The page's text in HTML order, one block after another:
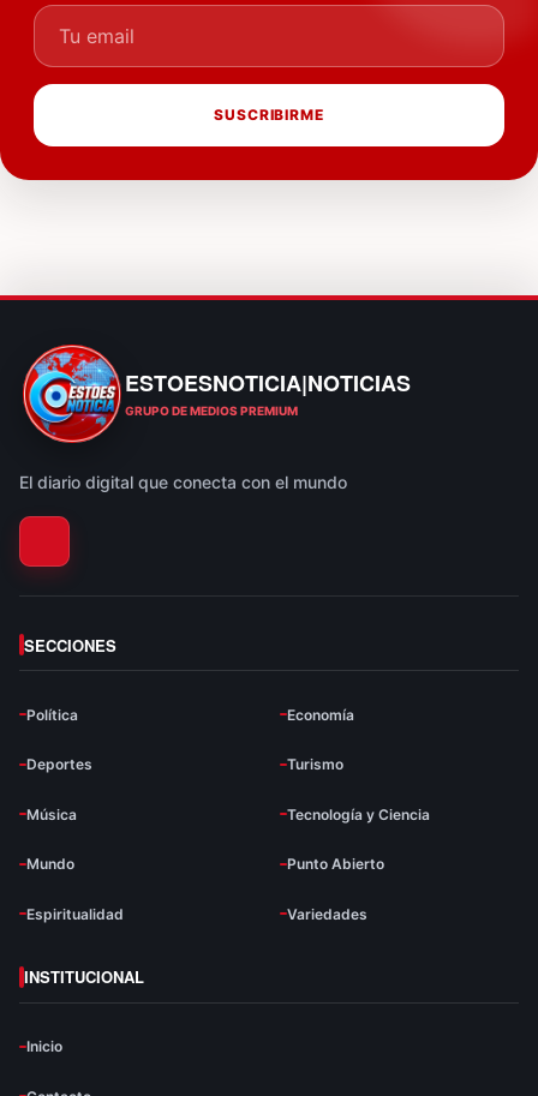
Tu email
SUSCRIBIRME
ESTOESNOTICIA|NOTICIAS
ESTOESNOTICIA|NOTICIAS
GRUPO DE MEDIOS PREMIUM
El diario digital que conecta con el mundo
SECCIONES
Política Economía
Deportes Turismo
Música Tecnología y Ciencia
Mundo Punto Abierto
Espiritualidad Variedades
INSTITUCIONAL
Inicio